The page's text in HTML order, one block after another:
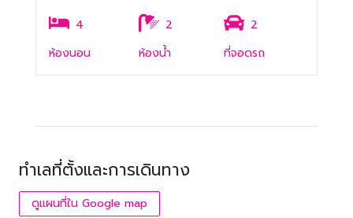
4
ห้องนอน
2
ห้องน้ำ
2
ที่จอดรถ
ทำเลที่ตั้งและการเดินทาง
ดูแผนที่ใน Google map